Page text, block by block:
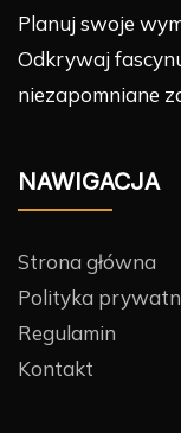
Planuj swoje
Odkrywaj
niezapomniane
NAWIGACJA
Strona główna
Polityka
Regulamin
Kontakt